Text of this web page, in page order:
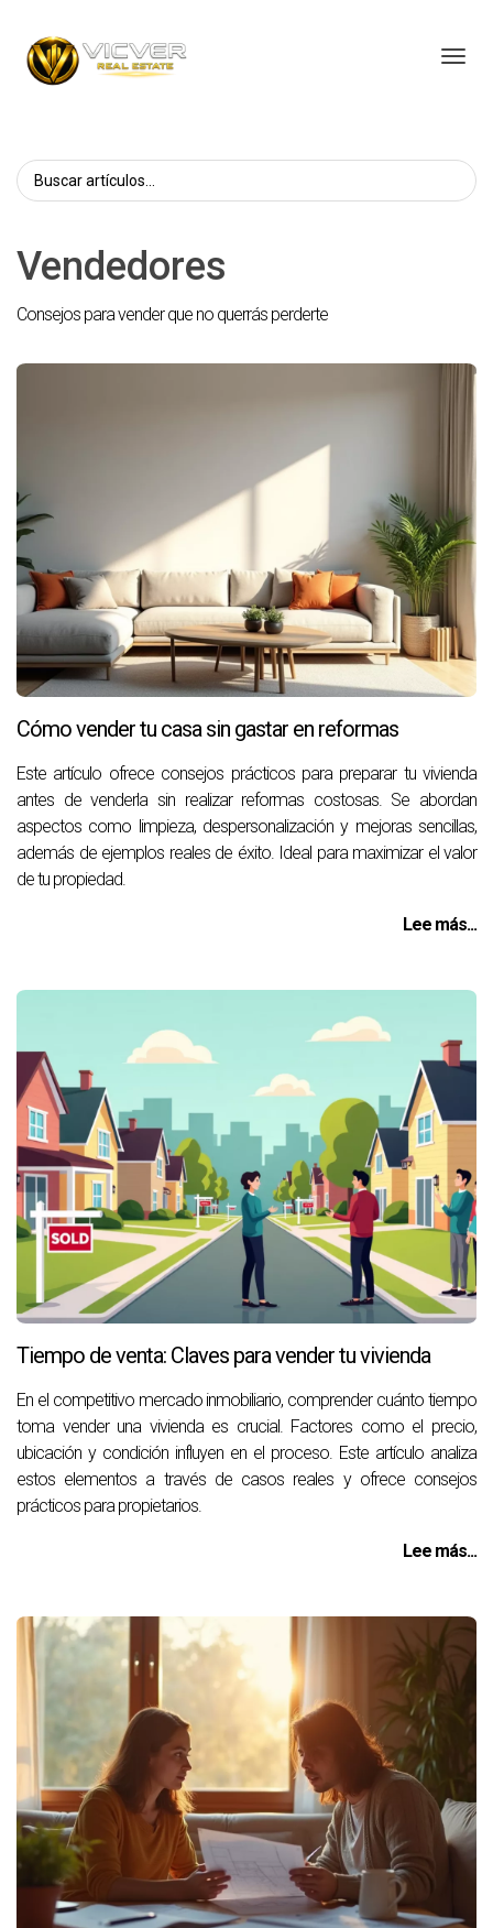
Vendedores
Consejos para vender que no querrás perderte
Cómo vender tu casa sin gastar en reformas
Este artículo ofrece consejos prácticos para preparar tu vivienda
antes de venderla sin realizar reformas costosas. Se abordan
aspectos como limpieza, despersonalización y mejoras sencillas,
además de ejemplos reales de éxito. Ideal para maximizar el valor
de tu propiedad.
Lee más...
Tiempo de venta: Claves para vender tu vivienda
En el competitivo mercado inmobiliario, comprender cuánto tiempo
toma vender una vivienda es crucial. Factores como el precio,
ubicación y condición influyen en el proceso. Este artículo analiza
estos elementos a través de casos reales y ofrece consejos
prácticos para propietarios.
Lee más...